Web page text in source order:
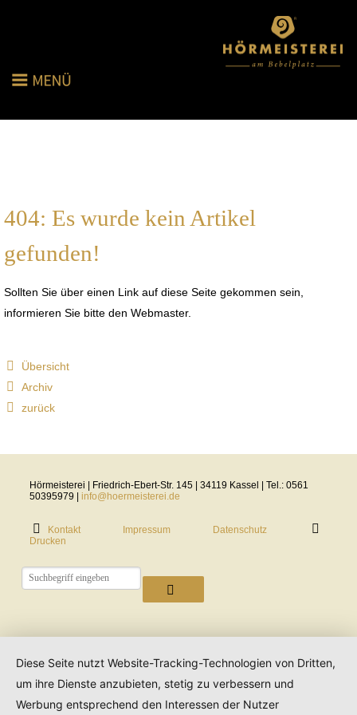
404: Es wurde kein Artikel
gefunden!
Sollten Sie über einen Link auf diese Seite gekommen sein,
informieren Sie bitte den Webmaster.
Übersicht
Archiv
zurück
Hörmeisterei | Friedrich-Ebert-Str. 145 | 34119 Kassel | Tel.: 0561
50395979 |info@hoermeisterei.de
Kontakt Impressum
Datenschutz
Drucken
Diese Seite nutzt Website-Tracking-Technologien von Dritten,
um ihre Dienste anzubieten, stetig zu verbessern und
Werbung entsprechend den Interessen der Nutzer